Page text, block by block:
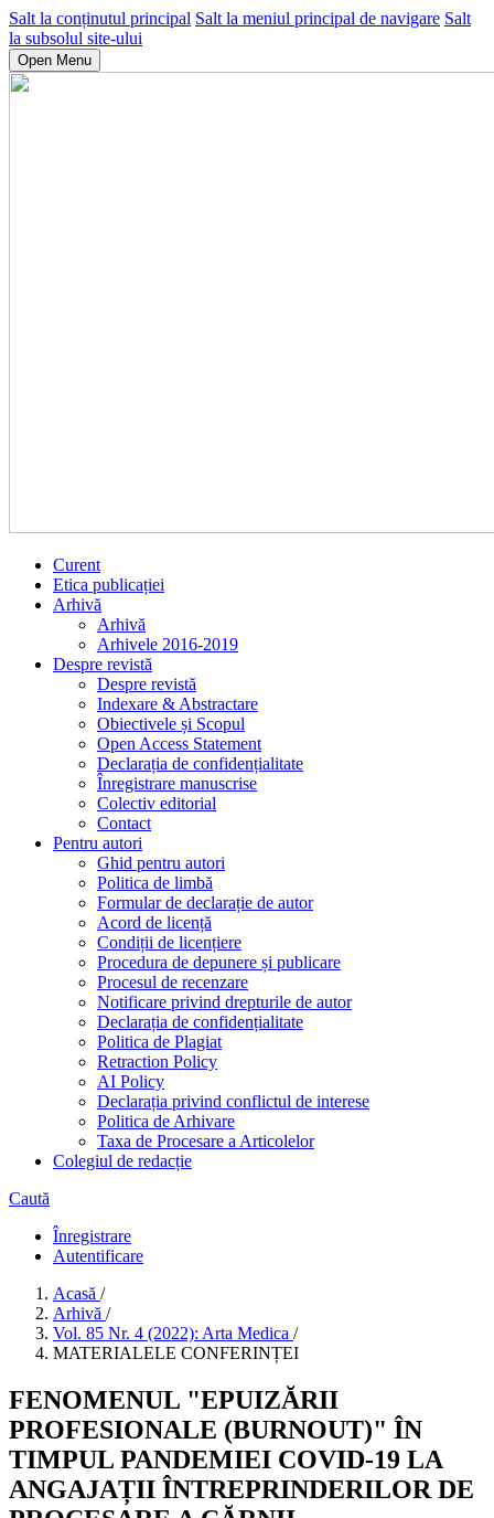
Salt la conținutul principal Salt la meniul principal de navigare Salt
la subsolul site-ului
Open Menu
Curent
Etica publicației
Arhivă
Arhivă
Arhivele 2016-2019
Despre revistă
Despre revistă
Indexare & Abstractare
Obiectivele și Scopul
Open Access Statement
Declarația de confidențialitate
Înregistrare manuscrise
Colectiv editorial
Contact
Pentru autori
Ghid pentru autori
Politica de limbă
Formular de declarație de autor
Acord de licență
Condiții de licențiere
Procedura de depunere și publicare
Procesul de recenzare
Notificare privind drepturile de autor
Declarația de confidențialitate
Politica de Plagiat
Retraction Policy
AI Policy
Declarația privind conflictul de interese
Politica de Arhivare
Taxa de Procesare a Articolelor
Colegiul de redacție
Caută
Înregistrare
Autentificare
Acasă /
Arhivă /
Vol. 85 Nr. 4 (2022): Arta Medica /
MATERIALELE CONFERINȚEI
FENOMENUL "EPUIZĂRII
PROFESIONALE (BURNOUT)" ÎN
TIMPUL PANDEMIEI COVID-19 LA
ANGAJAȚII ÎNTREPRINDERILOR DE